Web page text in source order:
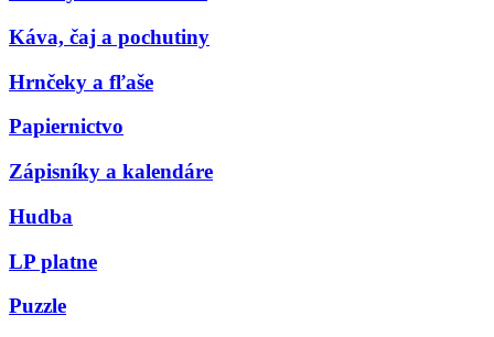
Káva, čaj a pochutiny
Hrnčeky a fľaše
Papiernictvo
Zápisníky a kalendáre
Hudba
LP platne
Puzzle